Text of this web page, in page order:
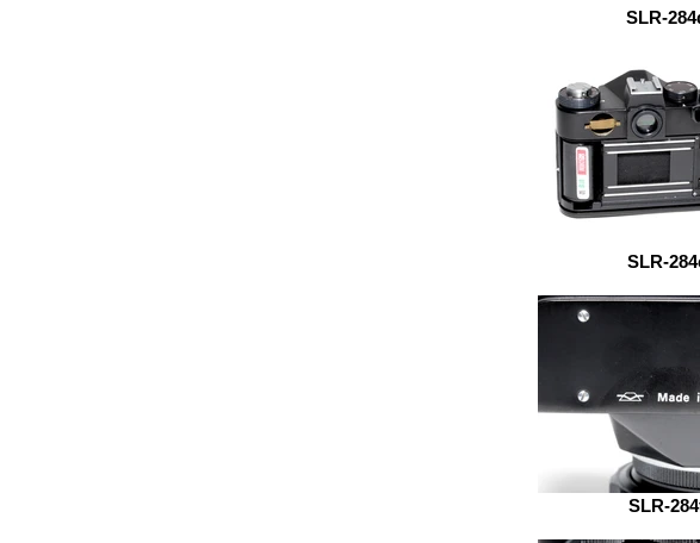
SLR-
SLR-
SLR-